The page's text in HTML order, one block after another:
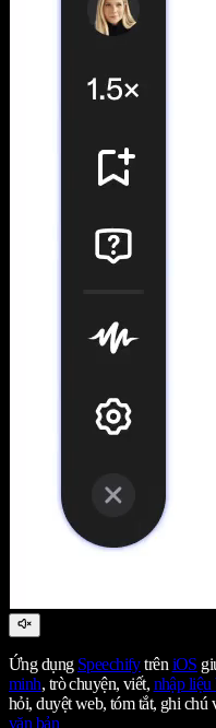
Ứng dụng SpeechifytrêniOS
minh, trò chuyện, viết, nhập
hỏi, duyệt web, tóm tắt, ghi chú
văn bản